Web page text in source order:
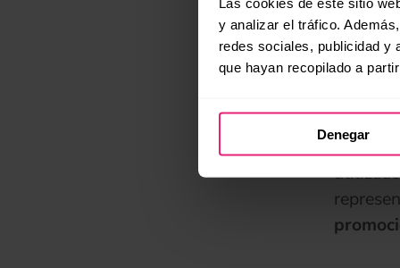
y analizar el tráfico.
redes sociales, publicidad y
que hayan recopilado a
Denegar
de tal
El
El